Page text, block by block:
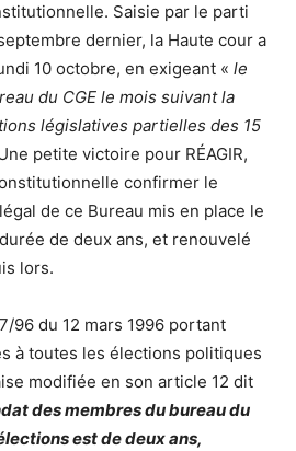
Saisie par le parti
dernier, la Haute cour a
10 octobre, en exigeant « le
du CGE le mois suivant la
législatives partielles des 15
petite victoire pour RÉAGIR,
confirmer le
de ce Bureau mis en place le
de deux ans, et renouvelé
lors.
96 du 12 mars 1996 portant
à toutes les élections politiques
modifiée en son article 12 dit
des membres du bureau du
est de deux ans,